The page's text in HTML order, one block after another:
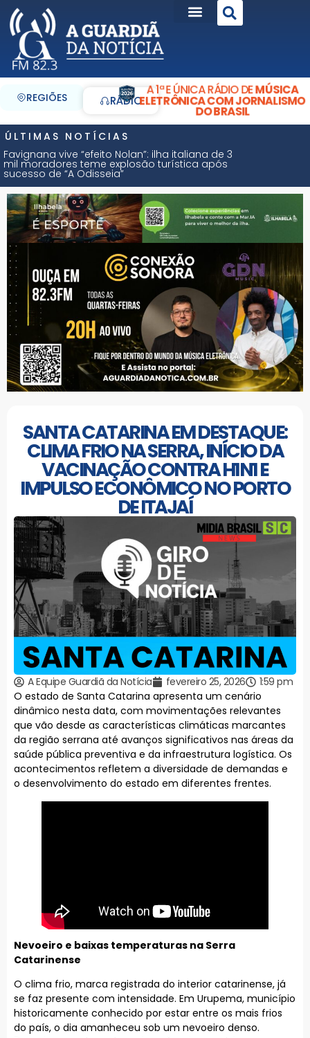
REGIÕES RÁDIO
A 1ª E ÚNICA RÁDIO DEMÚSICA
ELETRÔNICA COM JORNALISMO
DO BRASIL
ÚLTIMAS NOTÍCIAS
Favignana vive “efeito Nolan”: ilha italiana de 3
mil moradores teme explosão turística após
sucesso de “A Odisseia”
SANTA CATARINA EM DESTAQUE:
CLIMA FRIO NA SERRA, INÍCIO DA
VACINAÇÃO CONTRA H1N1 E
IMPULSO ECONÔMICO NO PORTO
DE ITAJAÍ
A Equipe Guardiã da Notícia fevereiro 25, 2026
1:59 pm
O estado de Santa Catarina apresenta um cenário
dinâmico nesta data, com movimentações relevantes
que vão desde as características climáticas marcantes
da região serrana até avanços significativos nas áreas da
saúde pública preventiva e da infraestrutura logística. Os
acontecimentos refletem a diversidade de demandas e
o desenvolvimento do estado em diferentes frentes.
Nevoeiro e baixas temperaturas na Serra
Catarinense
O clima frio, marca registrada do interior catarinense, já
se faz presente com intensidade. Em Urupema, município
historicamente conhecido por estar entre os mais frios
do país, o dia amanheceu sob um nevoeiro denso.